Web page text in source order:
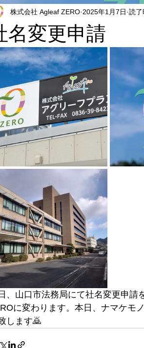
名変更申請
株式会社 Agleaf ZERO 2025年1月7日 読
、山口市法務局にて社名変更申請
に変わります。本日、ナマケモ
します🙇